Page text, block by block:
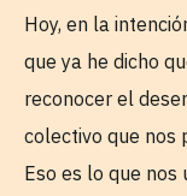
Hoy, en la
que ya he dicho
reconocer el
colectivo que nos
Eso es lo que